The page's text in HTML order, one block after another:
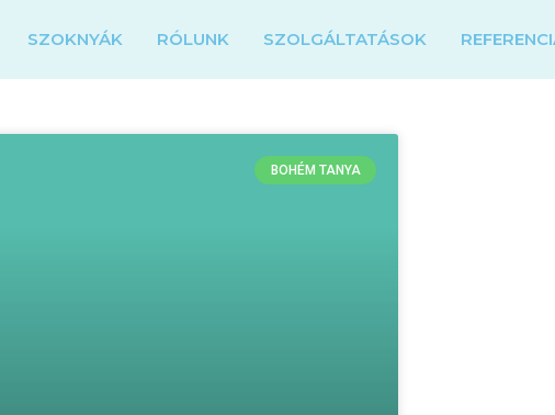
SZOKNYÁK RÓLUNK SZOLGÁLTATÁSOK
BOHÉM TANYA